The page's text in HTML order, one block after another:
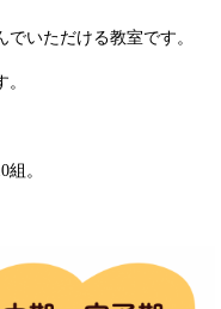
いただける教室です。
。